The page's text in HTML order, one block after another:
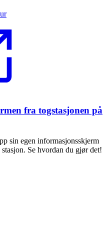
fra togstasjonen på
sin egen informasjonsskjerm
Se hvordan du gjør det!